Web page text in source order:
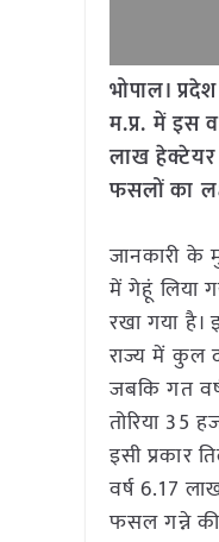
भोपाल।
म.प्र. में इस
लाख हेक्टेयर
फसलों का
जानकारी के
में गेहूं लिया
रखा गया
राज्य में कुल
जबकि गत
तोरिया 35
इसी प्रकार
वर्ष 6.17
फसल गन्ने की